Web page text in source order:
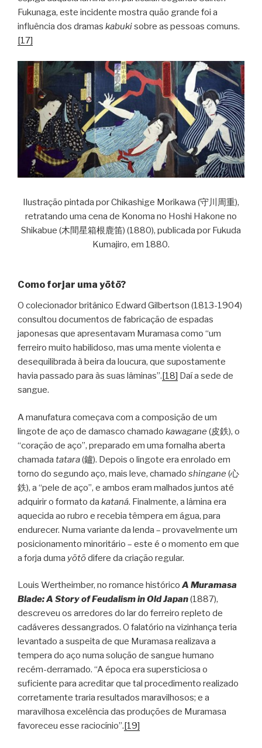
Fukunaga, este incidente mostra quão grande foi a
influência dos dramas kabukisobre as pessoas comuns.
[17]
Ilustração pintada por Chikashige Morikawa (守川周重),
retratando uma cena de Konoma no Hoshi Hakone no
Shikabue (木間星箱根鹿笛) (1880), publicada por Fukuda
Kumajiro, em 1880.
Como forjar uma yōtō?
O colecionador britânico Edward Gilbertson (1813-1904)
consultou documentos de fabricação de espadas
japonesas que apresentavam Muramasa como “um
ferreiro muito habilidoso, mas uma mente violenta e
desequilibrada à beira da loucura, que supostamente
havia passado para às suas lâminas”. [18] Daí a sede de
sangue.
A manufatura começava com a composição de um
lingote de aço de damasco chamado kawagane (皮鉄), o
“coração de aço”, preparado em uma fornalha aberta
chamada tatara(鑪). Depois o lingote era enrolado em
torno do segundo aço, mais leve, chamado shingane (心
鉄), a “pele de aço”, e ambos eram malhados juntos até
adquirir o formato da kataná. Finalmente, a lâmina era
aquecida ao rubro e recebia têmpera em água, para
endurecer. Numa variante da lenda – provavelmente um
posicionamento minoritário – este é o momento em que
a forja duma yōtōdifere da criação regular.
Louis Wertheimber, no romance histórico A Muramasa
Blade: A Story of Feudalism in Old Japan(1887),
descreveu os arredores do lar do ferreiro repleto de
cadáveres dessangrados. O falatório na vizinhança teria
levantado a suspeita de que Muramasa realizava a
tempera do aço numa solução de sangue humano
recém-derramado. “A época era supersticiosa o
suficiente para acreditar que tal procedimento realizado
corretamente traria resultados maravilhosos; e a
maravilhosa excelência das produções de Muramasa
favoreceu esse raciocínio”. [19]